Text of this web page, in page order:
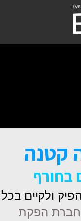
קטנה
בחורף
ולקיים בכל
חברת הפקת